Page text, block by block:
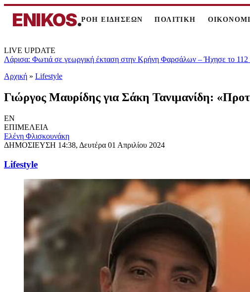
ENIKOS.ΡΟΗ ΕΙΔΗΣΕΩΝ ΠΟΛΙΤΙΚΗ
LIVE UPDATE
Λάρισα: Φωτιά σε γεωργική έκταση στην Κρήνη Φαρσάλων – Ήχησε το 112
Αρχική » Lifestyle
Γιώργος Μαυρίδης για Σάκη Τανιμανίδη:
EN
ΕΠΙΜΕΛΕΙΑ
Ελένη Φλισκουνάκη
ΔΗΜΟΣΙΕΥΣΗ 14:38, Δευτέρα 01 Απριλίου 2024
Lifestyle